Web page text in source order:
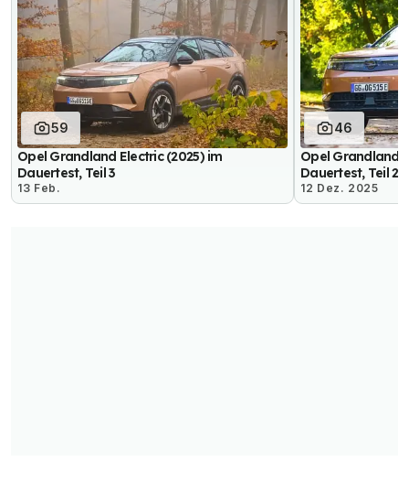
59
Opel Grandland Electric (2025) im
Dauertest, Teil 3
13 Feb.
46
Opel Grandland
Dauertest, Teil 2
12 Dez. 2025